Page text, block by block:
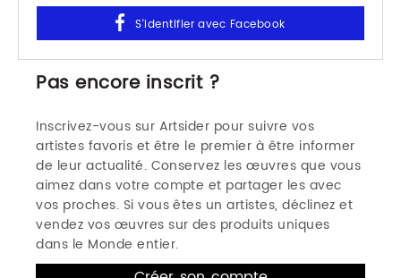
Pas encore inscrit ?
Inscrivez-vous sur Artsider pour suivre vos
artistes favoris et être le premier à être informer
de leur actualité. Conservez les œuvres que vous
aimez dans votre compte et partager les avec
vos proches. Si vous êtes un artistes, déclinez et
vendez vos œuvres sur des produits uniques
dans le Monde entier.